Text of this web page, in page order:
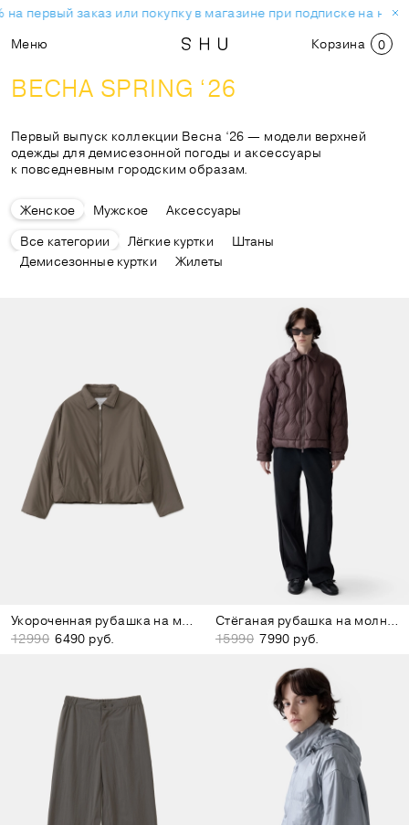
первый заказ или покупку в магазине при подписке на
Меню
Корзина 0
ВЕСНА SPRING ‘26
Первый выпуск коллекции Весна ‘26 — модели верхней
одежды для демисезонной погоды и аксессуары
к повседневным городским образам.
Женское Мужское
Аксессуары
Все категории
Лёгкие куртки
Штаны
Демисезонные куртки
Жилеты
Укороченная рубашка на молнии коричневая
12990 6490 руб.
Стёганая рубашка на молнии бордово-коричневая
15990 7990 руб.